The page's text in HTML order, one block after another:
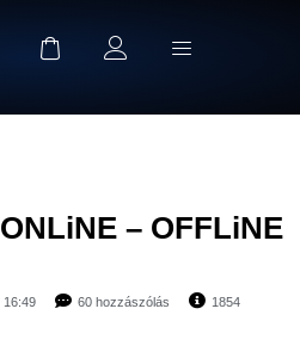
– OFFLiNE
16:49 60 hozzászólás 1854